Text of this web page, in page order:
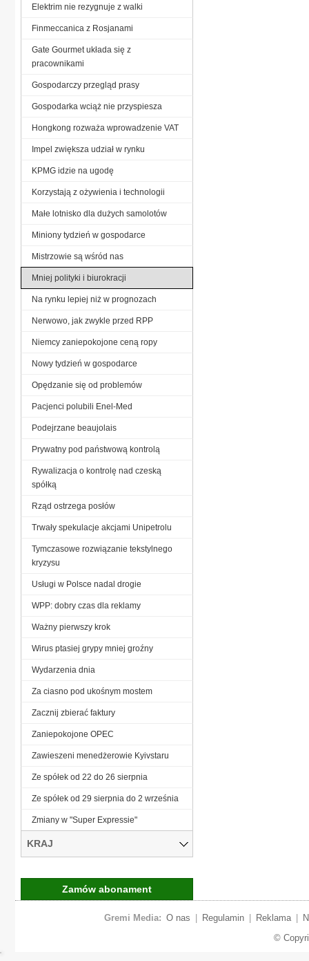
Elektrim nie rezygnuje z walki
Finmeccanica z Rosjanami
Gate Gourmet układa się z
pracownikami
Gospodarczy przegląd prasy
Gospodarka wciąż nie przyspiesza
Hongkong rozważa wprowadzenie VAT
Impel zwiększa udział w rynku
KPMG idzie na ugodę
Korzystają z ożywienia i technologii
Małe lotnisko dla dużych samolotów
Miniony tydzień w gospodarce
Mistrzowie są wśród nas
Mniej polityki i biurokracji
Na rynku lepiej niż w prognozach
Nerwowo, jak zwykle przed RPP
Niemcy zaniepokojone ceną ropy
Nowy tydzień w gospodarce
Opędzanie się od problemów
Pacjenci polubili Enel-Med
Podejrzane beaujolais
Prywatny pod państwową kontrolą
Rywalizacja o kontrolę nad czeską
spółką
Rząd ostrzega posłów
Trwały spekulacje akcjami Unipetrolu
Tymczasowe rozwiązanie tekstylnego
kryzysu
Usługi w Polsce nadal drogie
WPP: dobry czas dla reklamy
Ważny pierwszy krok
Wirus ptasiej grypy mniej groźny
Wydarzenia dnia
Za ciasno pod ukośnym mostem
Zacznij zbierać faktury
Zaniepokojone OPEC
Zawieszeni menedżerowie Kyivstaru
Ze spółek od 22 do 26 sierpnia
Ze spółek od 29 sierpnia do 2 września
Zmiany w "Super Expressie"
KRAJ
Zamów abonament
Gremi Media: O nas Regulamin Reklama
©